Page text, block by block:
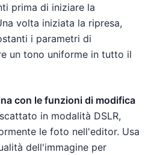
prima di iniziare la
volta iniziata la ripresa,
i parametri di
un tono uniforme in tutto il
con le funzioni di modifica
in modalità DSLR,
le foto nell'editor. Usa
dell'immagine per